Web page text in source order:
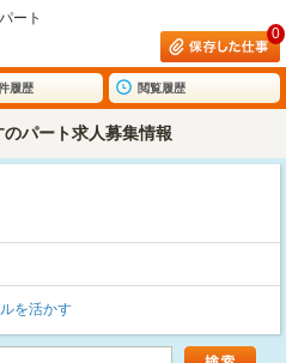
ート
0
履歴 閲覧履歴
パート求人募集情報
を活かす